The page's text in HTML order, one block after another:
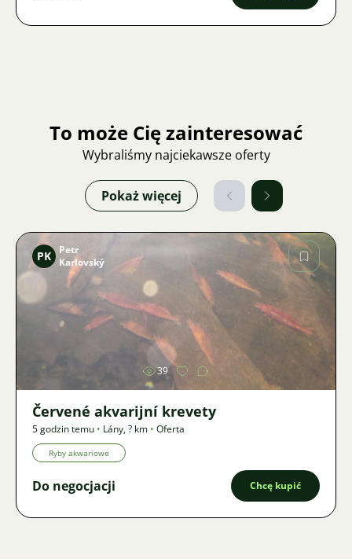
To może Cię zainteresować
Wybraliśmy najciekawsze oferty
Pokaż więcej
Zdjęcie
PK
Petr
Karlovský
39
Červené akvarijní krevety
5 godzin temu • Lány,? km • Oferta
Ryby akwariowe
Do negocjacji Chcę kupić